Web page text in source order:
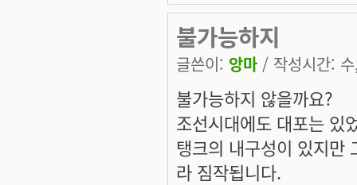
불가능하지
글쓴이: 앙마 / 작성시간:
불가능하지 않을까요?
조선시대에도 대포는 있
탱크의 내구성이 있지만
라 짐작됩니다.